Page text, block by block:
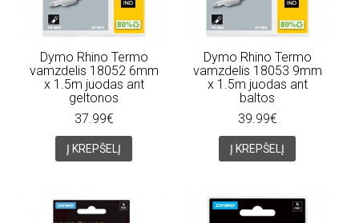
Dymo Rhino Termo
vamzdelis 18052 6mm
x 1.5m juodas ant
geltonos
37.99€
Į KREPŠELĮ
Dymo Rhino Termo
vamzdelis 18053 9mm
x 1.5m juodas ant
baltos
39.99€
Į KREPŠELĮ